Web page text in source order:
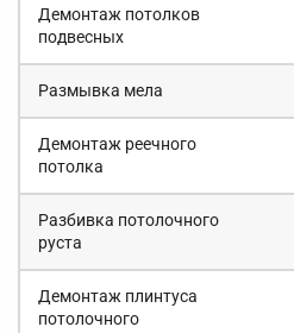
Демонтаж потолков
подвесных
Размывка мела
Демонтаж реечного
потолка
Разбивка потолочного
руста
Демонтаж плинтуса
потолочного